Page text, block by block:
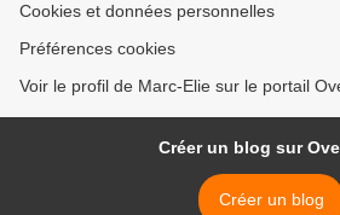
Cookies et données personnelles
Préférences cookies
Voir le profil de Marc-Elie sur le portail
Créer un blog sur
Créer un blog